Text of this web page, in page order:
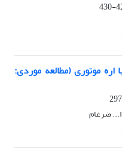
موتوری (مطالعه موردی:
ضرغام